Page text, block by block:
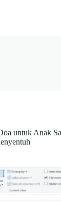
untuk Anak